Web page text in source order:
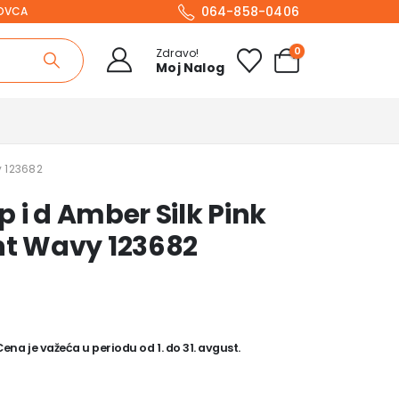
064-858-0406
Zdravo!
Moj Nalog
0
i d Amber Silk Pink
Wavy 123682
je važeća u periodu od 1. do 31. avgust.